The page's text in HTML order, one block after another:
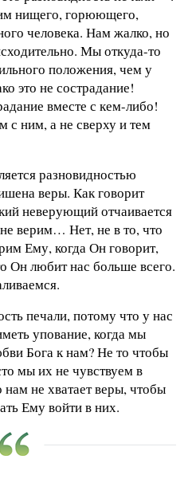
нищего, горюющего,
человека. Нам жалко, но
Мы откуда-то
положения, чем у
это не сострадание!
вместе с кем-либо!
с ним, а не сверху и тем
разновидностью
веры. Как говорит
неверующий отчаивается
верим… Нет, не в то, что
Ему, когда Он говорит,
Он любит нас больше всего.
печали, потому что у нас
упование, когда мы
Бога к нам? Не то чтобы
мы их не чувствуем в
не хватает веры, чтобы
Ему войти в них.